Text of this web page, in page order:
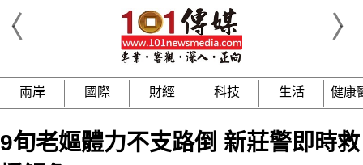
兩岸 國際 財經 科技 生活 健康
9旬老嫗體力不支路倒 新莊警即時救